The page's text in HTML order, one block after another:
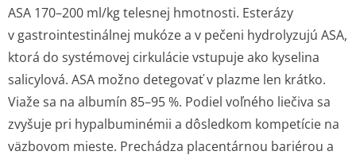
ASA 170–200 ml/kg telesnej hmotnosti. Esterázy
v gastrointes­tinálnej mukóze a v pečeni hydrolyzujú ASA,
ktorá do systémovej cirkulácie vstupuje ako kyselina
salicylová. ASA možno detegovať v plazme len krátko.
Viaže sa na albumín 85–95 %. Podiel voľného liečiva sa
zvyšuje pri hypalbuminémii a dôsledkom kompetície na
väzbovom mieste. Prechádza placentárnou bariérou a